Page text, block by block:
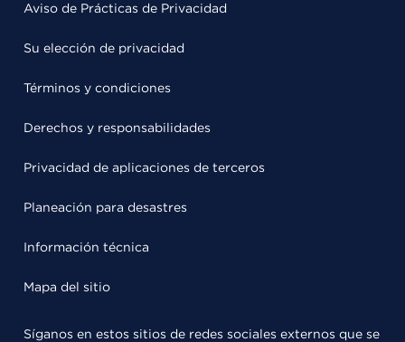
Aviso de Prácticas de Privacidad
Su elección de privacidad
Términos y condiciones
Derechos y responsabilidades
Privacidad de aplicaciones de terceros
Planeación para desastres
Información técnica
Mapa del sitio
Síganos en estos sitios de redes sociales externos que se